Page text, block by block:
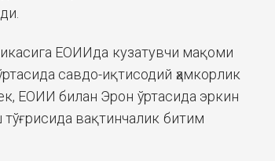
ЕОИИда кузатувчи мақоми
савдо-иқтисодий ҳамкорлик
ЕОИИ билан Эрон ўртасида эркин
вақтинчалик битим